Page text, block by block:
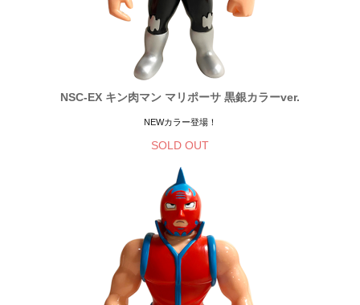
NSC-EX キン肉マン マリポーサ 黒銀カラーver.
NEWカラー登場！
SOLD OUT